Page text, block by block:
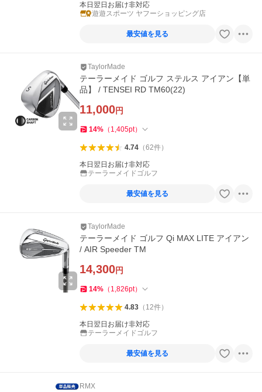
本日翌日お届け非対応
遊遊スポーツ ヤフーショッピング店
最安値を見る
TaylorMade
テーラーメイド ゴルフ ステルス アイアン【単
品】 / TENSEI RD TM60(22)
11,000円
14% （ 1,405pt）
4.74（62件）
本日翌日お届け非対応
テーラーメイドゴルフ
最安値を見る
TaylorMade
テーラーメイド ゴルフ Qi MAX LITE アイアン
/ AIR Speeder TM
14,300円
14% （ 1,826pt）
4.83（ 12件）
本日翌日お届け非対応
テーラーメイドゴルフ
最安値を見る
RMX